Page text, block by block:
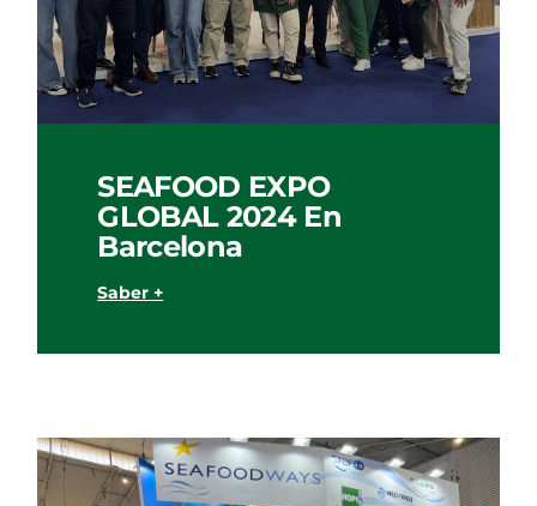
SEAFOOD EXPO
GLOBAL 2024 En
Barcelona
Saber +